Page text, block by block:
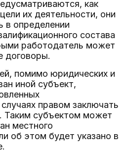
как
их деятельности, они
в определении
состава
работодатель может
договоры.
помимо юридических и
иной субъект,
правом заключать
Таким субъектом может
местного
об этом будет указано в